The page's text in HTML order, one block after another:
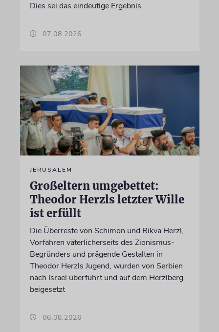
Dies sei das eindeutige Ergebnis
07.08.2026
JERUSALEM
Großeltern umgebettet:
Theodor Herzls letzter Wille
ist erfüllt
Die Überreste von Schimon und Rikva Herzl,
Vorfahren väterlicherseits des Zionismus-
Begründers und prägende Gestalten in
Theodor Herzls Jugend, wurden von Serbien
nach Israel überführt und auf dem Herzlberg
beigesetzt
06.08.2026